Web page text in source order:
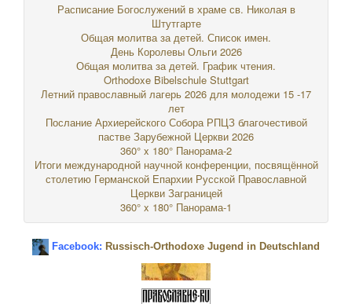
Расписание Богослужений в храме св. Николая в
Штутгарте
Общая молитва за детей. Список имен.
День Королевы Ольги 2026
Общая молитва за детей. График чтения.
Orthodoxe Bibelschule Stuttgart
Летний православный лагерь 2026 для молодежи 15 -17
лет
Послание Архиерейского Собора РПЦЗ благочестивой
пастве Зарубежной Церкви 2026
360° x 180° Панорама-2
Итоги международной научной конференции, посвящённой
столетию Германской Епархии Русской Православной
Церкви Заграницей
360° x 180° Панорама-1
Facebook: Russisch-Orthodoxe Jugend in Deutschland